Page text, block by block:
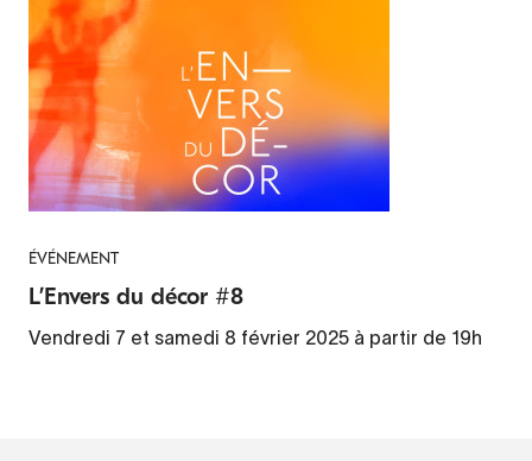
ÉVÉNEMENT
L’Envers du décor #8
Vendredi 7 et samedi 8 février 2025 à partir de 19h